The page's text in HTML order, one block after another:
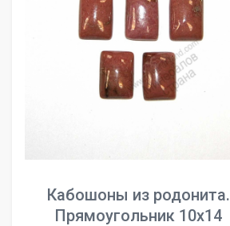
Кабошоны из родонита.
Прямоугольник 10x14